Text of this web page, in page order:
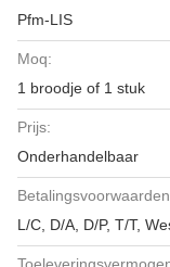
Pfm-LIS
Moq:
1 broodje of 1 stuk
Prijs:
Onderhandelbaar
L/C, D/A, D/P, T/T,